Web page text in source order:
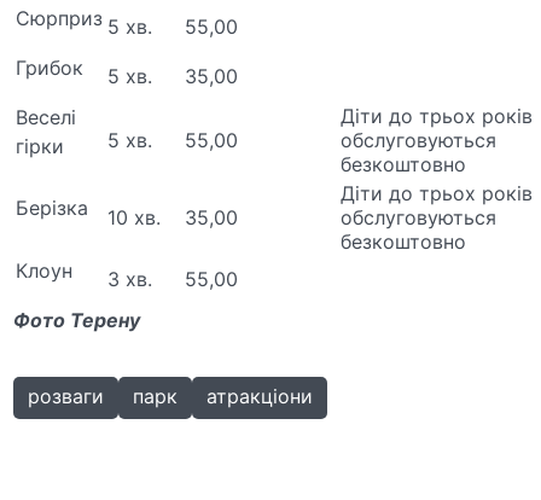
Сюрприз 5 хв.
55,00
Грибок
5 хв.
35,00
Веселі
гірки
5 хв. 55,00
Діти до трьох років
обслуговуються
безкоштовно
Берізка
10 хв. 35,00
Діти до трьох років
обслуговуються
безкоштовно
Клоун
3 хв.
55,00
Фото Терену
розваги парк атракціони